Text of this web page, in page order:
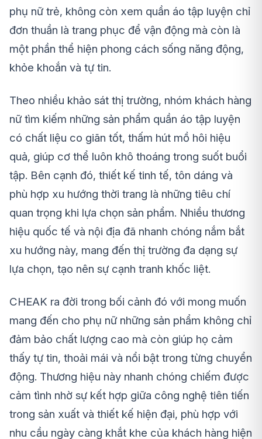
phụ nữ trẻ, không còn xem quần áo tập luyện chỉ
đơn thuần là trang phục để vận động mà còn là
một phần thể hiện phong cách sống năng động,
khỏe khoắn và tự tin.
Theo nhiều khảo sát thị trường, nhóm khách hàng
nữ tìm kiếm những sản phẩm quần áo tập luyện
có chất liệu co giãn tốt, thấm hút mồ hôi hiệu
quả, giúp cơ thể luôn khô thoáng trong suốt buổi
tập. Bên cạnh đó, thiết kế tinh tế, tôn dáng và
phù hợp xu hướng thời trang là những tiêu chí
quan trọng khi lựa chọn sản phẩm. Nhiều thương
hiệu quốc tế và nội địa đã nhanh chóng nắm bắt
xu hướng này, mang đến thị trường đa dạng sự
lựa chọn, tạo nên sự cạnh tranh khốc liệt.
CHEAK ra đời trong bối cảnh đó với mong muốn
mang đến cho phụ nữ những sản phẩm không chỉ
đảm bảo chất lượng cao mà còn giúp họ cảm
thấy tự tin, thoải mái và nổi bật trong từng chuyển
động. Thương hiệu này nhanh chóng chiếm được
cảm tình nhờ sự kết hợp giữa công nghệ tiên tiến
trong sản xuất và thiết kế hiện đại, phù hợp với
nhu cầu ngày càng khắt khe của khách hàng hiện